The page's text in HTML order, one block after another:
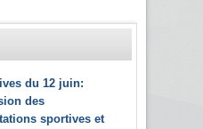
du 12 juin:
des
sportives et